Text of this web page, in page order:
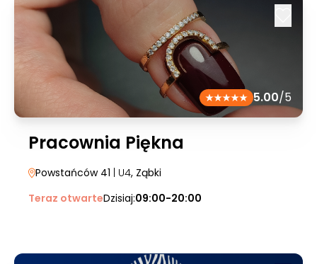
5.00/5
Pracownia Piękna
Powstańców 41 | U4, Ząbki
Teraz otwarteDzisiaj:09:00-20:00